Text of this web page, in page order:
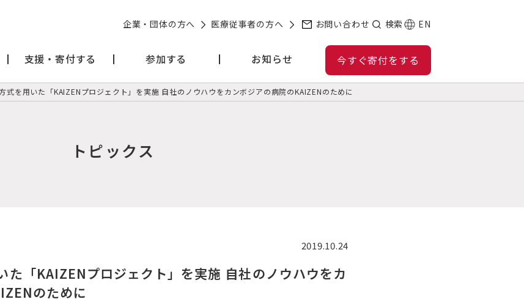
企業・団体の方へ 医療従事者の方へ お問い合わせ 検索 EN
支援・寄付する 参加する お知らせ 今すぐ寄付をする
式を用いた「KAIZENプロジェクト」を実施 自社のノウハウをカンボジアの病院のKAIZENのために
トピックス
2019.10.24
た「KAIZENプロジェクト」を実施 自社のノウハウをカ
のために